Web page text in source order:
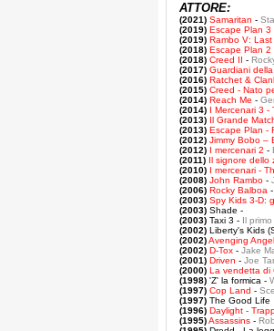
ATTORE:
(2021) Samaritan -
(2019) Escape Plan 3
(2019) Rambo V: Last
(2018) Escape Plan 2
(2018) Creed II -
(2017) Guardiani
(2016) Ratchet &
(2015) Creed - Nato
(2014) Reach Me -
(2014) I Mercenari 3 -
(2013) Il Grande
(2013) Escape Plan -
(2012) Jimmy Bobo –
(2012) I mercenari 2 -
(2011) Il signore dello
(2010) I mercenari -
(2008) John Rambo -
(2006) Rocky Balboa -
(2003) Spy Kids 3-D:
(2003) Shade -
(2003) Taxi 3 - Il
(2002) Liberty's Kids
(2002)Avenging
(2002) D-Tox - Jake
(2001) Driven - Joe
(2000) La vendetta di
(1998) 'Z' la formica -
(1997) Cop Land -
(1997) The Good Life
(1996) Daylight -
(1995)Assassins -